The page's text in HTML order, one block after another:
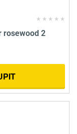
rosewood 2